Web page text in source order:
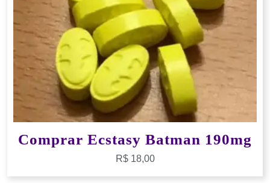
Comprar Ecstasy Batman 190mg
R$18,00